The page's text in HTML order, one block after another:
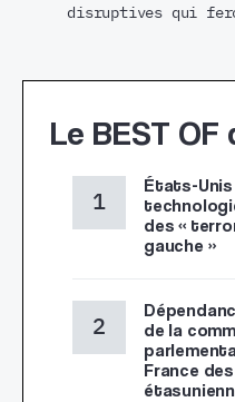
disruptives qui
Le BEST OF
États-
des «
gauche »
de la
France